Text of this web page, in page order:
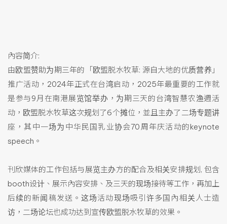
內容简介:
由欧盟赞助为期三年的「欧盟脱水牧草: 源自大地的优质营养」
推广活动，2024年正式在台湾启动，2025年最重要的工作就
是参与9月在南港展览馆举办，为期三天的台湾智慧农渔週活
动，欧盟脱水牧草这次规划了6个摊位，並且主办了二场专题讲
座，其中一场为中华民国乳业协会70周年庆活动的keynote
speech。
刊欣媒体的工作包括与展览主办方的配合及相关安排规划, 包含
booth设计、展示內容安排、及三天的现场接待等工作，再加上
后续的新闻稿发送。这场活动现场吸引许多国內相关人士造
访，二场论坛也成功达到宣传欧盟脱水牧草的效果。